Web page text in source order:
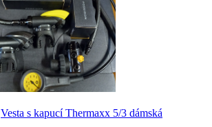
Vesta s kapucí Thermaxx 5/3 dámská